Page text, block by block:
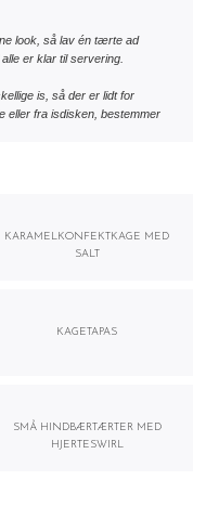
look, så lav én tærte ad
er klar til servering.
is, så der er lidt for
eller fra isdisken, bestemmer
KARAMELKONFEKTKAGE MED
SALT
KAGETAPAS
SMÅ HINDBÆRTÆRTER MED
HJERTESWIRL